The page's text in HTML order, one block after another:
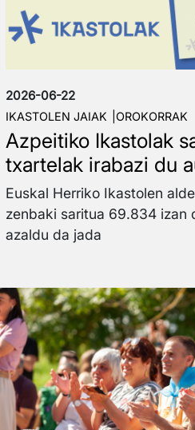
2026-06-22
IKASTOLEN JAIAK OROKORRAK
Azpeitiko Ikastolak
txartelak irabazi du
Euskal Herriko Ikastolen
zenbaki saritua 69.834 izan
azaldu da jada
Irudia